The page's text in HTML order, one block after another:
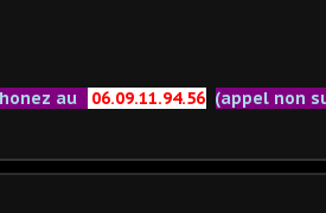
au 06.09.11.94.56 (appel non